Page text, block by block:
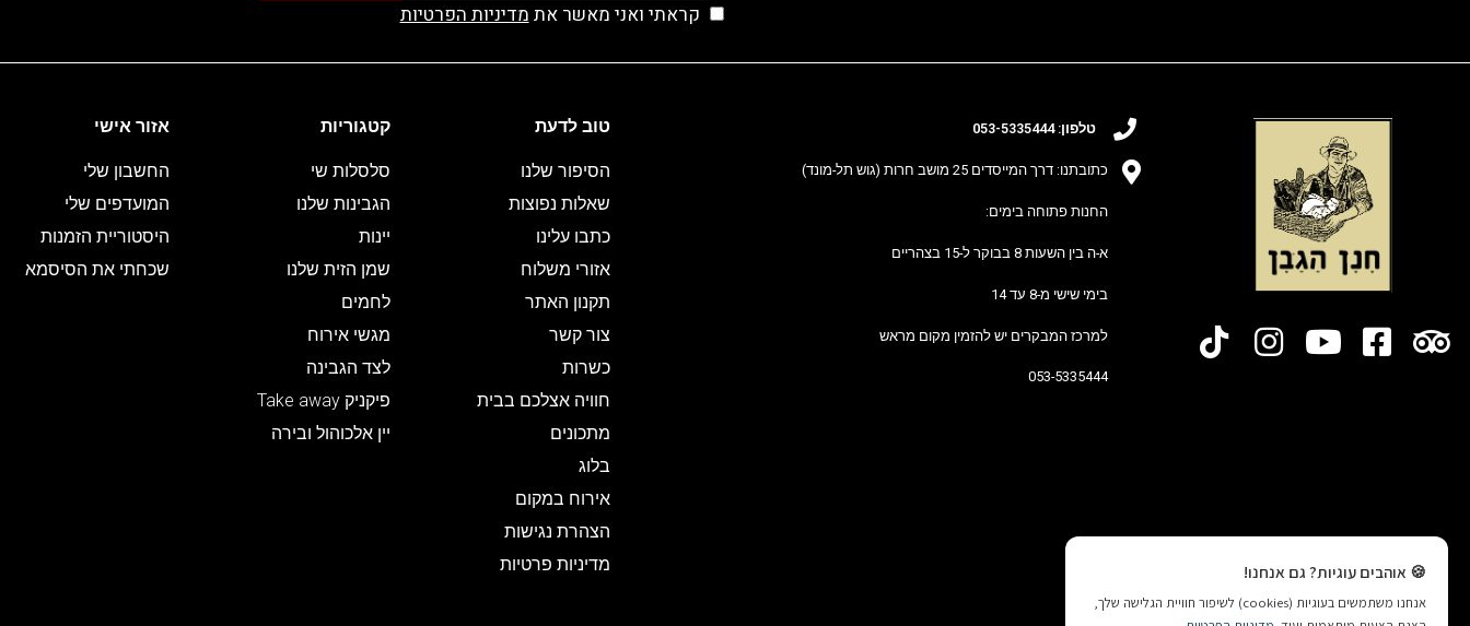
קראתי ואני מאשר אתמדיניות הפרטיות
טלפון: 053-5335444
כתובתנו: דרך המייסדים 25 מושב חרות (גוש תל-מונד)
החנות פתוחה בימים:
א-ה בין השעות 8 בבוקר ל-15 בצהריים
בימי שישי מ-8 עד 14
למרכז המבקרים יש להזמין מקום מראש
053-5335444
טוב לדעת
הסיפור שלנו
שאלות נפוצות
כתבו עלינו
אזורי משלוח
תקנון האתר
צור קשר
כשרות
חוויה אצלכם בבית
מתכונים
בלוג
אירוח במקום
הצהרת נגישות
מדיניות פרטיות
קטגוריות
סלסלות שי
הגבינות שלנו
יינות
שמן הזית שלנו
לחמים
מגשי אירוח
לצד הגבינה
פיקניק Take away
יין אלכוהול ובירה
אזור אישי
החשבון שלי
המועדפים שלי
היסטוריית הזמנות
שכחתי את הסיסמא
🍪 אוהבים עוגיות? גם אנחנו!
אנחנו משתמשים בעוגיות (cookies) לשיפור חוויית הגלישה שלך,